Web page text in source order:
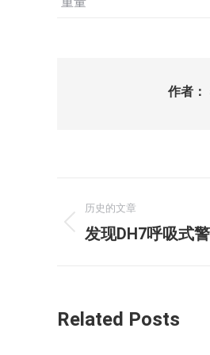
作者：
章
历史的文章
历
章：
发现DH7呼吸式
Related Posts